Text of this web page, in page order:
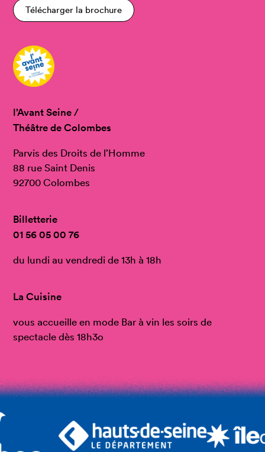
Télécharger la brochure
l’Avant Seine /
Théâtre de Colombes
Parvis des Droits de l’Homme
88 rue Saint Denis
92700 Colombes
Billetterie
01 56 05 00 76
du lundi au vendredi de 13h à 18h
La Cuisine
vous accueille en mode Bar à vin les soirs de
spectacle dès 18h3o